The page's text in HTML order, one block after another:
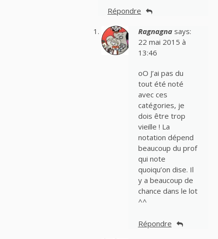
Répondre
Ragnagna says:
22 mai 2015 à
13:46
oO J’ai pas du
tout été noté
avec ces
catégories, je
dois être trop
vieille ! La
notation dépend
beaucoup du prof
qui note
quoiqu’on dise. Il
y a beaucoup de
chance dans le lot
^^
Répondre